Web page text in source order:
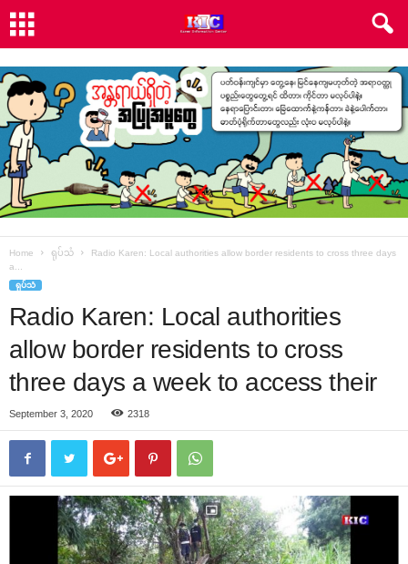
Home ရုပ်သံ
Radio Karen: Local authorities allow border residents to cross three days
a...
ရုပ်သံ
Radio Karen: Local authorities
allow border residents to cross
three days a week to access their
September 3, 2020 2318